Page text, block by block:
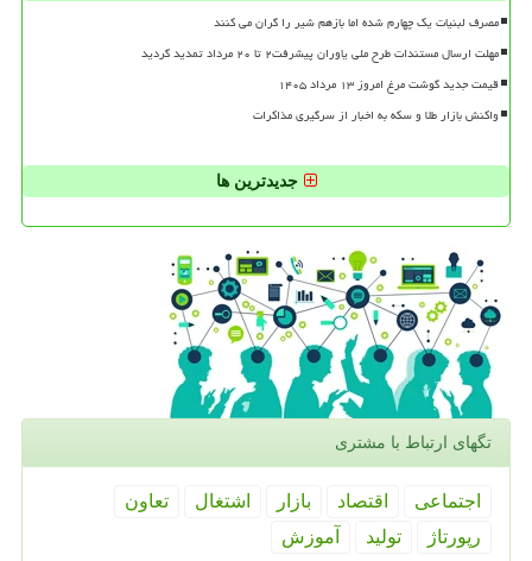
مصرف لبنیات یک چهارم شده اما بازهم شیر را گران می کنند
مهلت ارسال مستندات طرح ملی یاوران پیشرفت۲ تا ۲۰ مرداد تمدید گردید
قیمت جدید گوشت مرغ امروز ۱۳ مرداد ۱۴۰۵
واکنش بازار طلا و سکه به اخبار از سرگیری مذاکرات
جدیدترین ها
تگهای ارتباط با مشتری
اجتماعی اقتصاد بازار اشتغال
تعاون
رپورتاژ
تولید آموزش